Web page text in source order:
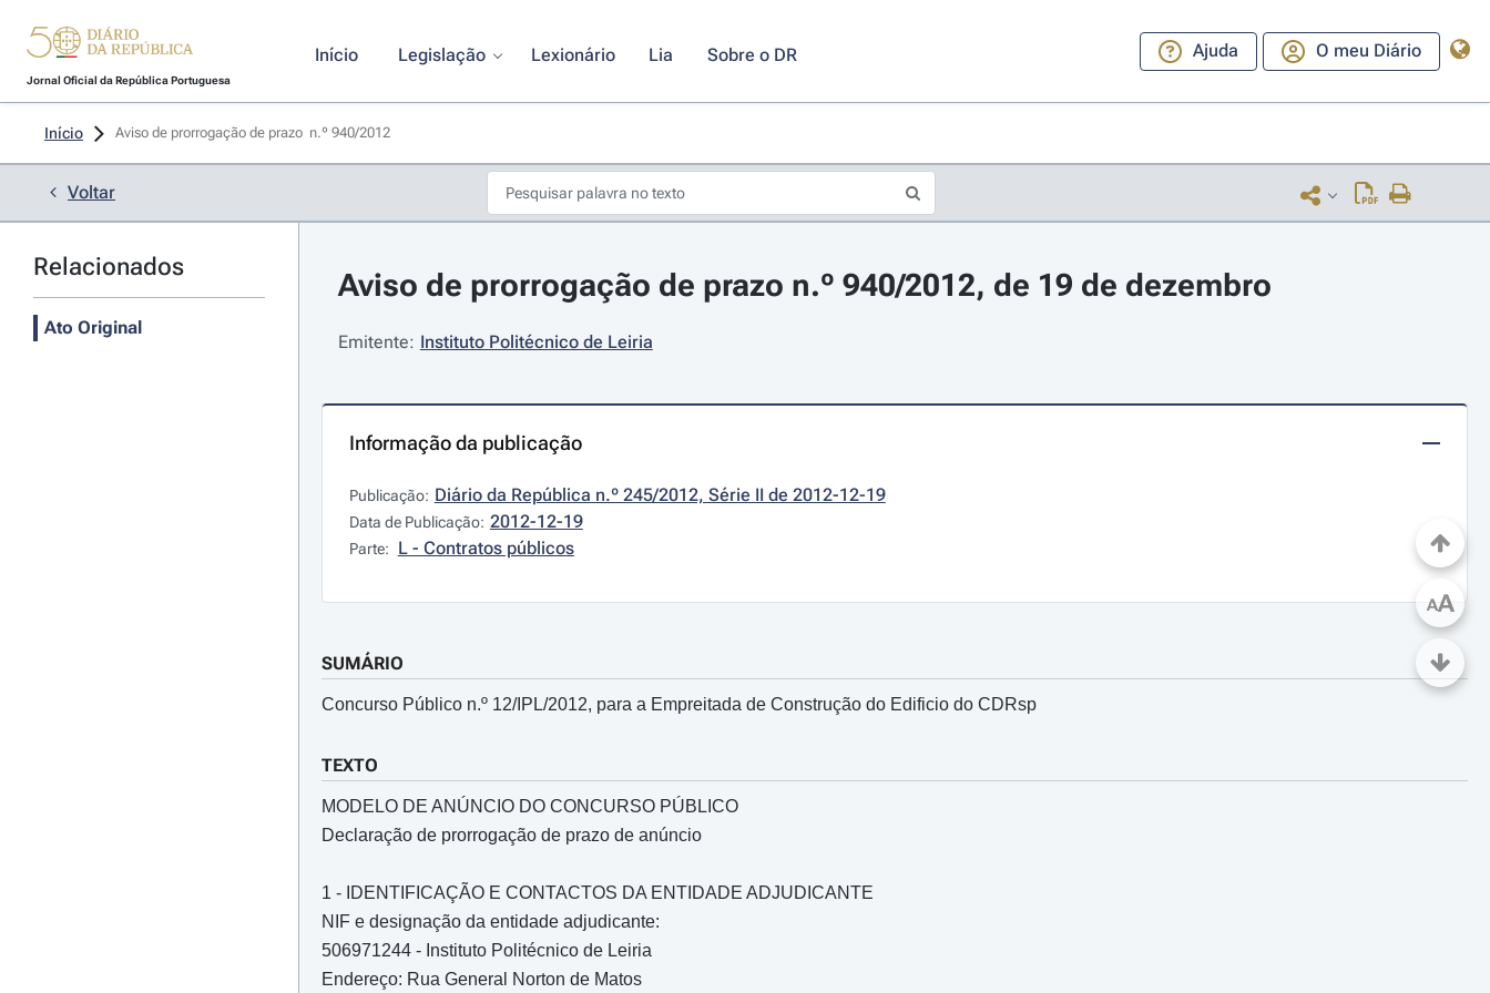
Jornal Oficial da República Portuguesa
Início Legislação Lexionário Lia Sobre o DR Ajuda O meu Diário
Início Aviso de prorrogação de prazo  n.º 940/2012
Voltar
Relacionados
Ato Original
Aviso de prorrogação de prazo n.º 940/2012, de 19 de dezembro
Emitente: Instituto Politécnico de Leiria
Informação da publicação
Publicação: Diário da República n.º 245/2012, Série II de 2012-12-19
Data de Publicação: 2012-12-19
Parte: L - Contratos públicos
SUMÁRIO
Concurso Público n.º 12/IPL/2012, para a Empreitada de Construção do Edificio do CDRsp
TEXTO
MODELO DE ANÚNCIO DO CONCURSO PÚBLICO
Declaração de prorrogação de prazo de anúncio
1 - IDENTIFICAÇÃO E CONTACTOS DA ENTIDADE ADJUDICANTE
NIF e designação da entidade adjudicante:
506971244 - Instituto Politécnico de Leiria
Endereço: Rua General Norton de Matos
AA